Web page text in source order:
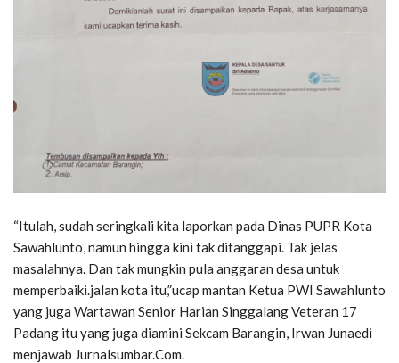
“Itulah, sudah seringkali kita laporkan pada Dinas PUPR Kota
Sawahlunto, namun hingga kini tak ditanggapi. Tak jelas
masalahnya. Dan tak mungkin pula anggaran desa untuk
memperbaiki.jalan kota itu,”ucap mantan Ketua PWI Sawahlunto
yang juga Wartawan Senior Harian Singgalang Veteran 17
Padang itu yang juga diamini Sekcam Barangin, Irwan Junaedi
menjawab Jurnalsumbar.Com.